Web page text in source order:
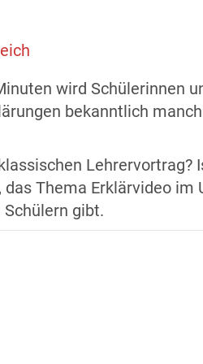
wird Schülerinnen
bekanntlich
Lehrervortrag?
Thema Erklärvideo im
gibt.